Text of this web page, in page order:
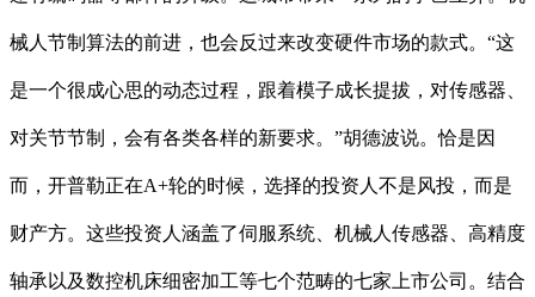
械人节制算法的前进，也会反过来改变硬件市场的款式。“这
是一个很成心思的动态过程，跟着模子成长提拔，对传感器、
对关节节制，会有各类各样的新要求。”胡德波说。恰是因
而，开普勒正在A+轮的时候，选择的投资人不是风投，而是
财产方。这些投资人涵盖了伺服系统、机械人传感器、高精度
轴承以及数控机床细密加工等七个范畴的七家上市公司。结合